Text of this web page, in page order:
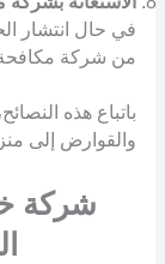
في حال انتشار
من شركة مكافحة
باتباع هذه
والقوارض إلى
شركة